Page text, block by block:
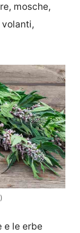
mosche,
e le erbe